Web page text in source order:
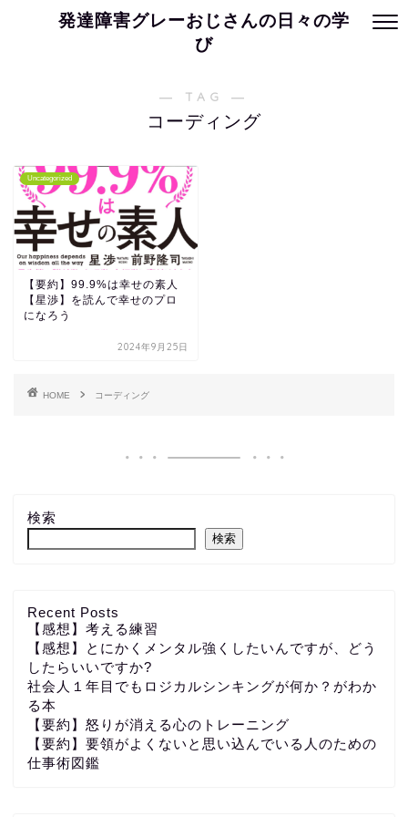
発達障害グレーおじさんの日々の学
び
― TAG ―
コーディング
Uncategorized
【要約】99.9%は幸せの素人
【星渉】を読んで幸せのプロ
になろう
2024年9月25日
HOME コーディング
検索
検索
Recent Posts
【感想】考える練習
【感想】とにかくメンタル強くしたいんですが、どう
したらいいですか?
社会人１年目でもロジカルシンキングが何か？がわか
る本
【要約】怒りが消える心のトレーニング
【要約】要領がよくないと思い込んでいる人のための
仕事術図鑑